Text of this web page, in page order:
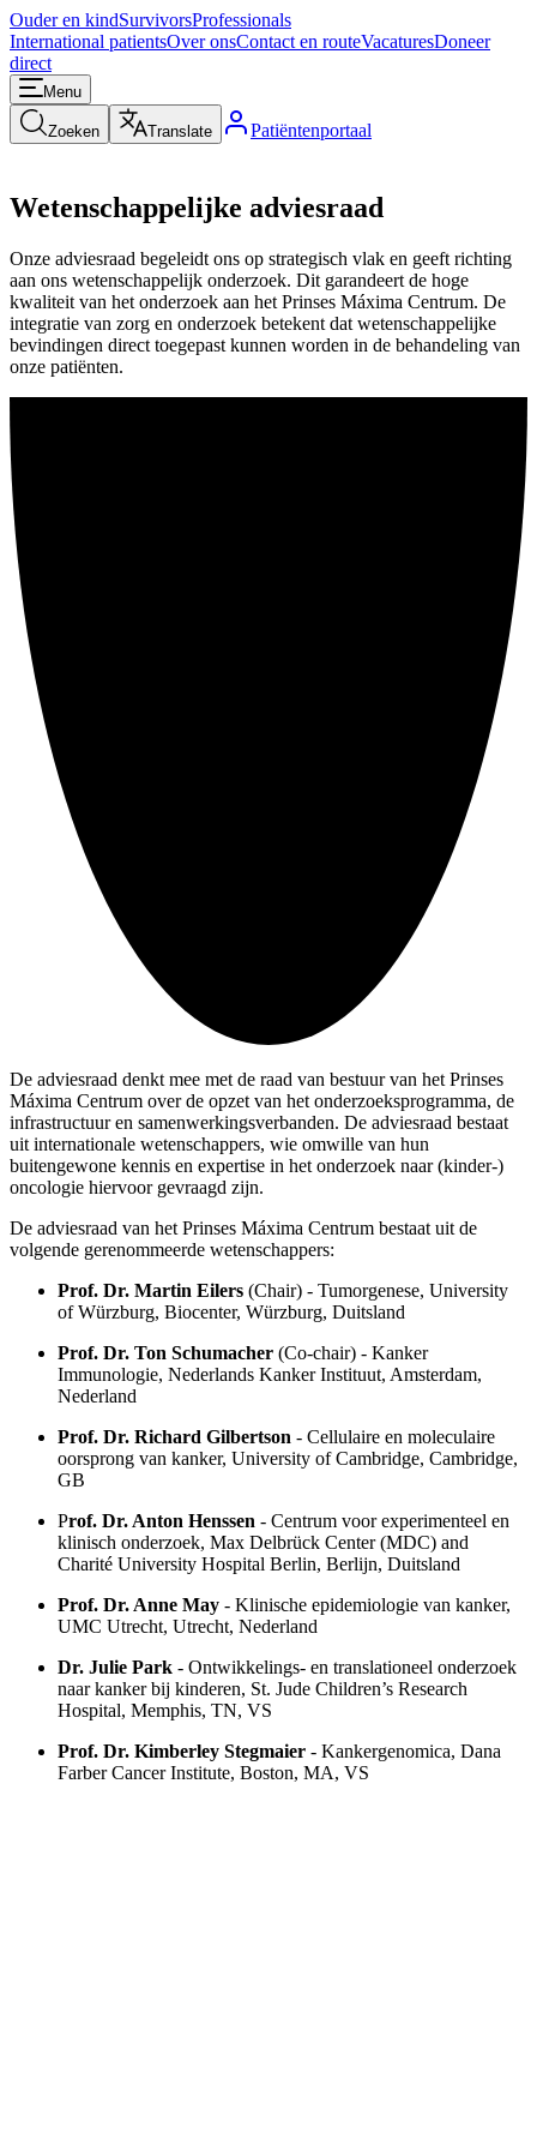
Ouder en kindSurvivorsProfessionals
International patientsOver onsContact en routeVacaturesDoneer
direct
Menu
Zoeken Translate Patiëntenportaal
Wetenschappelijke adviesraad
Onze adviesraad begeleidt ons op strategisch vlak en geeft richting
aan ons wetenschappelijk onderzoek. Dit garandeert de hoge
kwaliteit van het onderzoek aan het Prinses Máxima Centrum. De
integratie van zorg en onderzoek betekent dat wetenschappelijke
bevindingen direct toegepast kunnen worden in de behandeling van
onze patiënten.
De adviesraad denkt mee met de raad van bestuur van het Prinses
Máxima Centrum over de opzet van het onderzoeksprogramma, de
infrastructuur en samenwerkingsverbanden. De adviesraad bestaat
uit internationale wetenschappers, wie omwille van hun
buitengewone kennis en expertise in het onderzoek naar (kinder-)
oncologie hiervoor gevraagd zijn.
De adviesraad van het Prinses Máxima Centrum bestaat uit de
volgende gerenommeerde wetenschappers:
Prof. Dr. Martin Eilers (Chair) - Tumorgenese, University
of Würzburg, Biocenter, Würzburg, Duitsland
Prof. Dr. Ton Schumacher (Co-chair) - Kanker
Immunologie, Nederlands Kanker Instituut, Amsterdam,
Nederland
Prof. Dr. Richard Gilbertson - Cellulaire en moleculaire
oorsprong van kanker, University of Cambridge, Cambridge,
GB
Prof. Dr. Anton Henssen - Centrum voor experimenteel en
klinisch onderzoek, Max Delbrück Center (MDC) and
Charité University Hospital Berlin, Berlijn, Duitsland
Prof. Dr. Anne May - Klinische epidemiologie van kanker,
UMC Utrecht, Utrecht, Nederland
Dr. Julie Park - Ontwikkelings- en translationeel onderzoek
naar kanker bij kinderen, St. Jude Children’s Research
Hospital, Memphis, TN, VS
Prof. Dr. Kimberley Stegmaier - Kankergenomica, Dana
Farber Cancer Institute, Boston, MA, VS